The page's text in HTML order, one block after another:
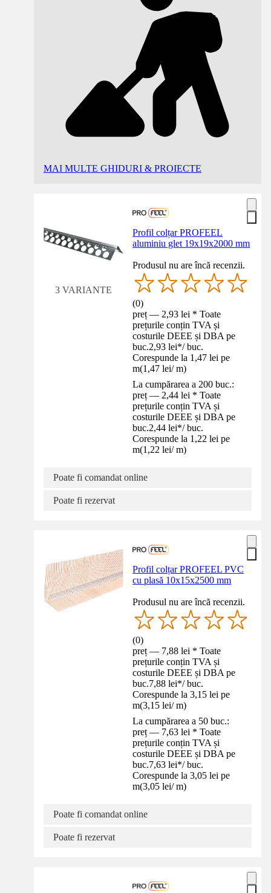
MAI MULTE GHIDURI & PROIECTE
3 VARIANTE
Profil colțar PROFEEL
aluminiu glet 19x19x2000 mm
Produsul nu are încă recenzii.
(0)
preț — 2,93 lei * Toate
prețurile conțin TVA și
costurile DEEE și DBA pe
buc.2,93 lei*/ buc.
Corespunde la 1,47 lei pe
m(1,47 lei/ m)
La cumpărarea a 200 buc.:
preț — 2,44 lei * Toate
prețurile conțin TVA și
costurile DEEE și DBA pe
buc.2,44 lei*/ buc.
Corespunde la 1,22 lei pe
m(1,22 lei/ m)
Poate fi comandat online
Poate fi rezervat
Profil colțar PROFEEL PVC
cu plasă 10x15x2500 mm
Produsul nu are încă recenzii.
(0)
preț — 7,88 lei * Toate
prețurile conțin TVA și
costurile DEEE și DBA pe
buc.7,88 lei*/ buc.
Corespunde la 3,15 lei pe
m(3,15 lei/ m)
La cumpărarea a 50 buc.:
preț — 7,63 lei * Toate
prețurile conțin TVA și
costurile DEEE și DBA pe
buc.7,63 lei*/ buc.
Corespunde la 3,05 lei pe
m(3,05 lei/ m)
Poate fi comandat online
Poate fi rezervat